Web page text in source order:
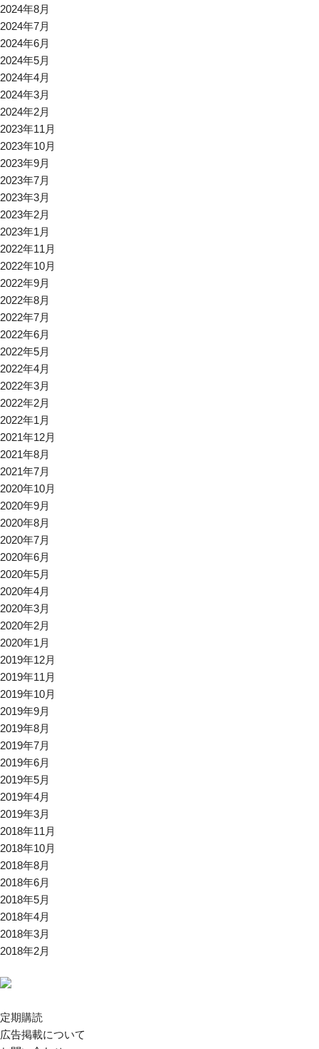
2024年8月
2024年7月
2024年6月
2024年5月
2024年4月
2024年3月
2024年2月
2023年11月
2023年10月
2023年9月
2023年7月
2023年3月
2023年2月
2023年1月
2022年11月
2022年10月
2022年9月
2022年8月
2022年7月
2022年6月
2022年5月
2022年4月
2022年3月
2022年2月
2022年1月
2021年12月
2021年8月
2021年7月
2020年10月
2020年9月
2020年8月
2020年7月
2020年6月
2020年5月
2020年4月
2020年3月
2020年2月
2020年1月
2019年12月
2019年11月
2019年10月
2019年9月
2019年8月
2019年7月
2019年6月
2019年5月
2019年4月
2019年3月
2018年11月
2018年10月
2018年8月
2018年6月
2018年5月
2018年4月
2018年3月
2018年2月
定期購読
広告掲載について